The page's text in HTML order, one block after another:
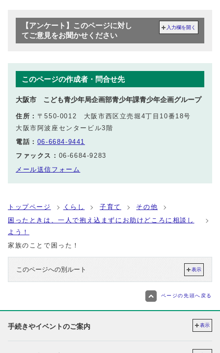
【アンケート】このページに対し
てご意見をお聞かせください
入力欄を開く
このページの作成者・問合せ先
大阪市 こども青少年局企画部青少年課青少年企画グループ
住所： 〒550-0012 大阪市西区立売堀4丁目10番18号
大阪市阿波座センタービル3階
電話： 06-6684-9441
ファックス： 06-6684-9283
メール送信フォーム
トップページ くらし 子育て
その他
困ったときは、一人で抱え込まずにお助けどころに相談し
よう！
家族のことで困った！
このページへの別ルート 表示
ページの先頭へ戻る
手続きやイベントのご案内 表示